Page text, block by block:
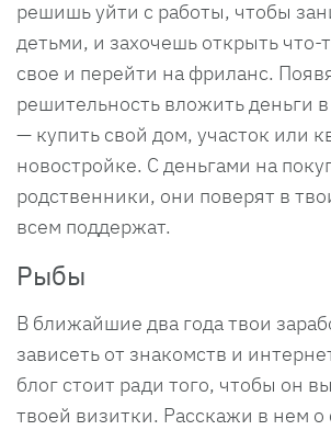
решишь уйти с работы, чтобы
детьми, и захочешь открыть что-
свое и перейти на фриланс.
решительность вложить деньги
— купить свой дом, участок или
новостройке. С деньгами на
родственники, они поверят в
всем поддержат.
Рыбы
В ближайшие два года твои
зависеть от знакомств и
блог стоит ради того, чтобы он
твоей визитки. Расскажи в нем о